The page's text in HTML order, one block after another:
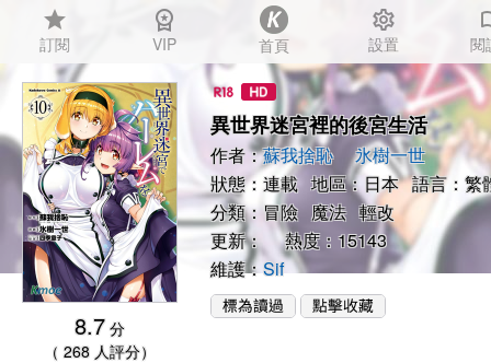
star
訂閱
workspace_premium
VIP 首頁
settings
設置 閱
8.7 分
（ 268 人評分）
異世界迷宮裡的後宮生活
作者：蘇我捨恥
氷樹一世
狀態：連載 地區：日本 語言：繁
分類：冒險 魔法 輕改
更新： 熱度：15143
維護：Sif